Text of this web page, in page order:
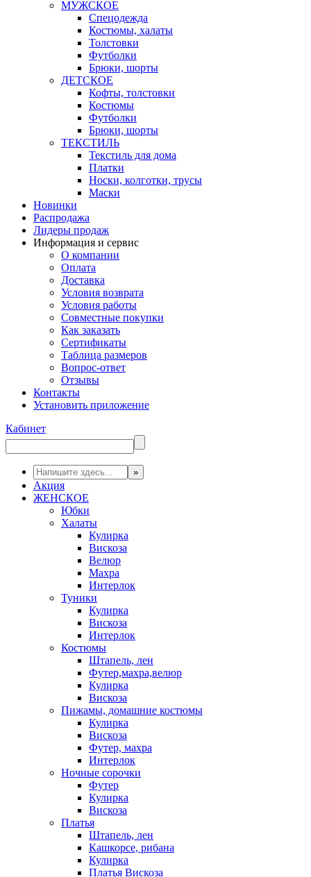
МУЖСКОЕ
Спецодежда
Костюмы, халаты
Толстовки
Футболки
Брюки, шорты
ДЕТСКОЕ
Кофты, толстовки
Костюмы
Футболки
Брюки, шорты
ТЕКСТИЛЬ
Текстиль для дома
Платки
Носки, колготки, трусы
Маски
Новинки
Распродажа
Лидеры продаж
Информация и сервис
О компании
Оплата
Доставка
Условия возврата
Условия работы
Совместные покупки
Как заказать
Сертификаты
Таблица размеров
Вопрос-ответ
Отзывы
Контакты
Установить приложение
Кабинет
Акция
ЖЕНСКОЕ
Юбки
Халаты
Кулирка
Вискоза
Велюр
Махра
Интерлок
Туники
Кулирка
Вискоза
Интерлок
Костюмы
Штапель, лен
Футер,махра,велюр
Кулирка
Вискоза
Пижамы, домашние костюмы
Кулирка
Вискоза
Футер, махра
Интерлок
Ночные сорочки
Футер
Кулирка
Вискоза
Платья
Штапель, лен
Кашкорсе, рибана
Кулирка
Платья Вискоза